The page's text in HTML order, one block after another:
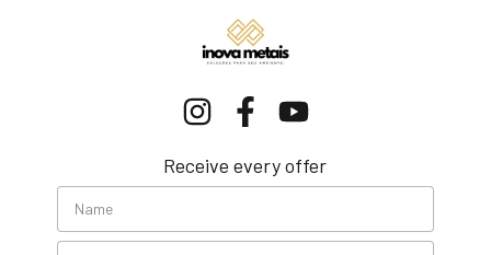
Receive every offer